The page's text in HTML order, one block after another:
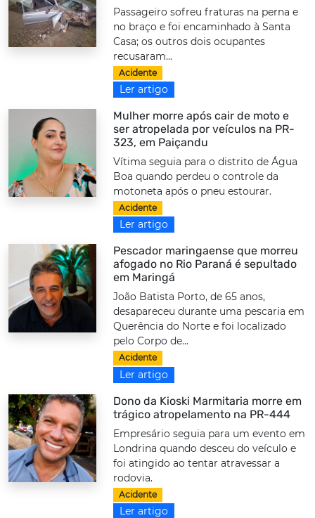
Passageiro sofreu fraturas na perna e
no braço e foi encaminhado à Santa
Casa; os outros dois ocupantes
recusaram...
Acidente
Ler artigo
Mulher morre após cair de moto e
ser atropelada por veículos na PR-
323, em Paiçandu
Vítima seguia para o distrito de Água
Boa quando perdeu o controle da
motoneta após o pneu estourar.
Acidente
Ler artigo
Pescador maringaense que morreu
afogado no Rio Paraná é sepultado
em Maringá
João Batista Porto, de 65 anos,
desapareceu durante uma pescaria em
Querência do Norte e foi localizado
pelo Corpo de...
Acidente
Ler artigo
Dono da Kioski Marmitaria morre em
trágico atropelamento na PR-444
Empresário seguia para um evento em
Londrina quando desceu do veículo e
foi atingido ao tentar atravessar a
rodovia.
Acidente
Ler artigo